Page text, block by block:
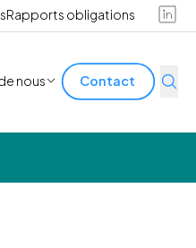
Rapports obligations
nous Contact